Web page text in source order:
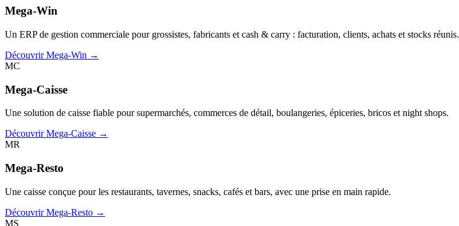
Mega-Win
Un ERP de gestion commerciale pour grossistes, fabricants et cash & carry : facturation, clients, achats et stocks réunis.
Découvrir Mega-Win →
MC
Mega-Caisse
Une solution de caisse fiable pour supermarchés, commerces de détail, boulangeries, épiceries, bricos et night shops.
Découvrir Mega-Caisse →
MR
Mega-Resto
Une caisse conçue pour les restaurants, tavernes, snacks, cafés et bars, avec une prise en main rapide.
Découvrir Mega-Resto →
MS